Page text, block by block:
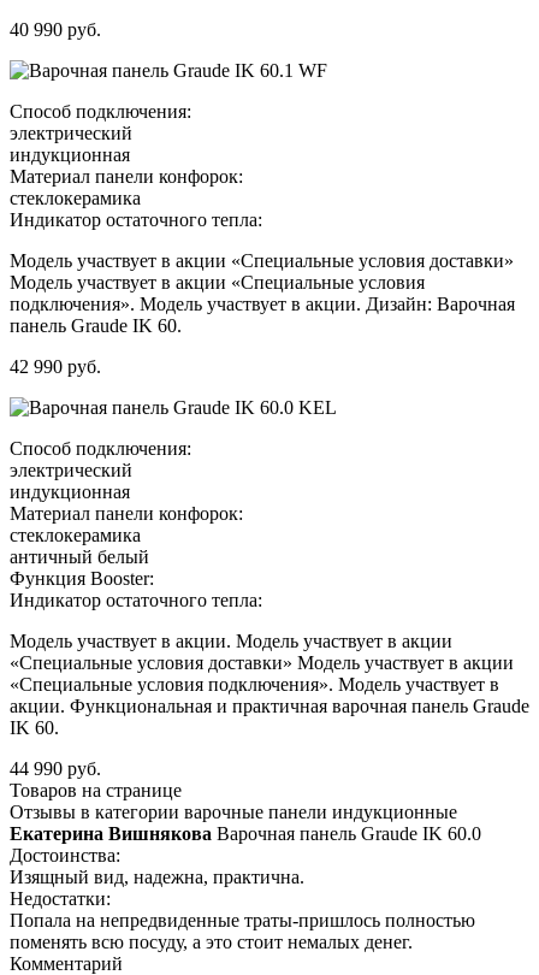
40 990 руб.
Способ подключения:
электрический
индукционная
Материал панели конфорок:
стеклокерамика
Индикатор остаточного тепла:
Модель участвует в акции «Специальные условия доставки»
Модель участвует в акции «Специальные условия
подключения». Модель участвует в акции. Дизайн: Варочная
панель Graude IK 60.
42 990 руб.
Способ подключения:
электрический
индукционная
Материал панели конфорок:
стеклокерамика
античный белый
Функция Booster:
Индикатор остаточного тепла:
Модель участвует в акции. Модель участвует в акции
«Специальные условия доставки» Модель участвует в акции
«Специальные условия подключения». Модель участвует в
акции. Функциональная и практичная варочная панель Graude
IK 60.
44 990 руб.
Товаров на странице
Отзывы в категории варочные панели индукционные
Екатерина Вишнякова Варочная панель Graude IK 60.0
Достоинства:
Изящный вид, надежна, практична.
Недостатки:
Попала на непредвиденные траты-пришлось полностью
поменять всю посуду, а это стоит немалых денег.
Комментарий